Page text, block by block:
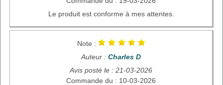
Le produit est conforme à mes attentes.
Note :
Auteur : Charles D
Avis posté le : 21-03-2026
Commande du : 10-03-2026